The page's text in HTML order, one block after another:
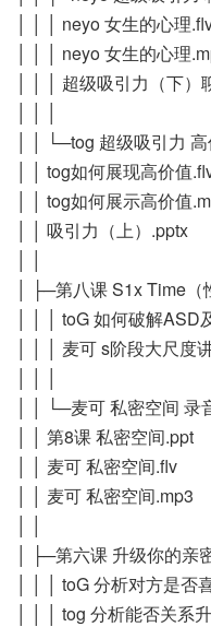
│ │ │ neyo 女生的心理
│ │ │ neyo 女生的心理
│ │ │ 超级吸引力（下
│ │ └─tog 超级吸引力
│ │ tog如何展现高价值
│ │ tog如何展示高价值
│ │ 吸引力（上）.pptx
│ ├─第八课 S1x Time（
│ │ │ toG 如何破解ASD
│ │ │ 麦可 s阶段大尺度
│ │ └─麦可 私密空间 录
│ │ 第8课 私密空间.ppt
│ │ 麦可 私密空间.flv
│ │ 麦可 私密空间.mp3
│ ├─第六课 升级你的亲
│ │ │ toG 分析对方是否
│ │ │ tog 分析能否关系